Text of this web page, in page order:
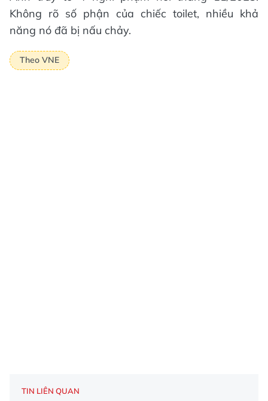
Không rõ số phận của chiếc toilet, nhiều khả
năng nó đã bị nấu chảy.
Theo VNE
TIN LIÊN QUAN